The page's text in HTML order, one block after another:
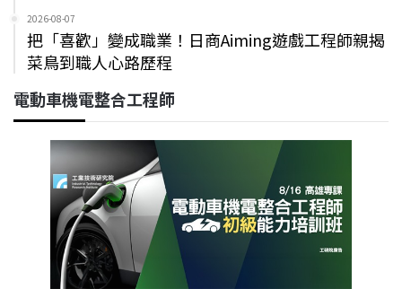
2026-08-07
把「喜歡」變成職業！日商Aiming遊戲工程師親揭
菜鳥到職人心路歷程
電動車機電整合工程師